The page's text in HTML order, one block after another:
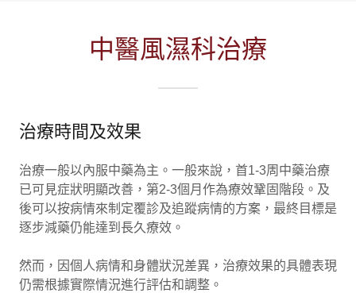
中醫風濕科治療
治療時間及效果
治療一般以內服中藥為主。一般來說，首1-3周中藥治療
已可見症狀明顯改善，第2-3個月作為療效鞏固階段。及
後可以按病情來制定覆診及追蹤病情的方案，最終目標是
逐步減藥仍能達到長久療效。
然而，因個人病情和身體狀況差異，治療效果的具體表現
仍需根據實際情況進行評估和調整。